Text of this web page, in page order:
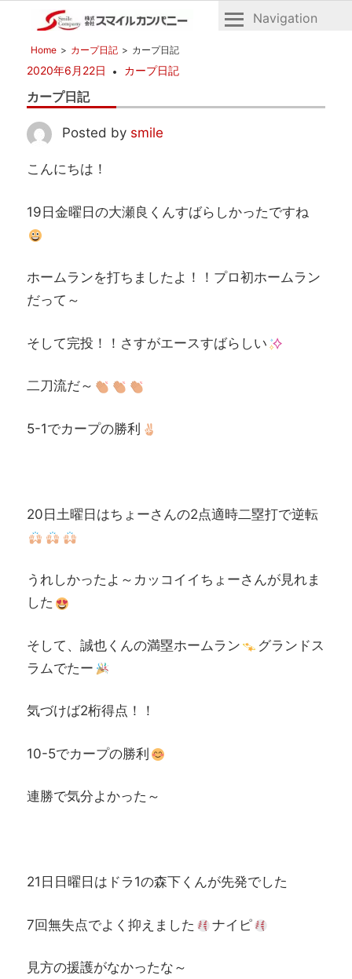
株
式
会
社
ス
マ
イ
カ
ン
ニ
ー
島
の
動
産
Navigation
Home カープ日記 カープ日記
2020年6月22日 カープ日記
カープ日記
Posted by smile
こんにちは！
19日金曜日の大瀬良くんすばらしかったですね
ホームランを打ちましたよ！！プロ初ホームラン
だって～
そして完投！！さすがエースすばらしい
二刀流だ～
5-1でカープの勝利
20日土曜日はちょーさんの2点適時二塁打で逆転
うれしかったよ～カッコイイちょーさんが見れま
した
そして、誠也くんの満塁ホームラン
グランドス
ラムでたー
気づけば2桁得点！！
10-5でカープの勝利
連勝で気分よかった～
21日日曜日はドラ1の森下くんが先発でした
7回無失点でよく抑えました ナイピ
見方の援護がなかったな～